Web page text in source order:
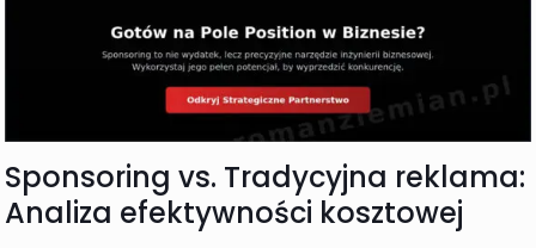
Sponsoring vs. Tradycyjna reklama:
Analiza efektywności kosztowej